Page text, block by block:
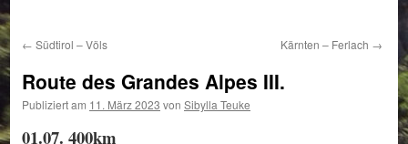
← Südtirol – Völs Kärnten – Ferlach →
Route des Grandes Alpes III.
Publiziert am 11. März 2023 von Sibylla Teuke
01.07. 400km